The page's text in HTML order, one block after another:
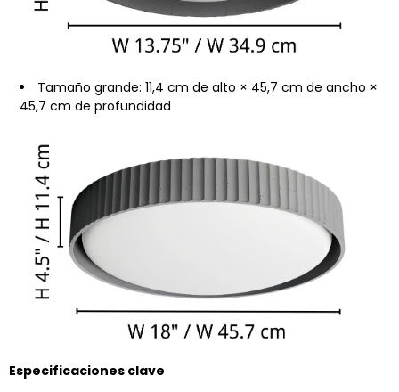
Tamaño grande: 11,4 cm de alto × 45,7 cm de ancho ×
45,7 cm de profundidad
Especificaciones clave